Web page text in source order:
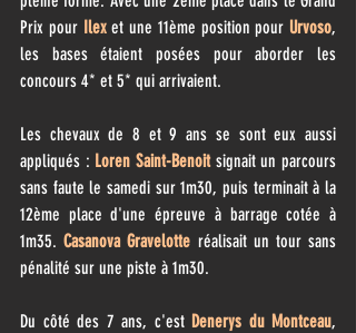
Prix pour Ilex et une 11ème position pour Urvoso,
les bases étaient posées pour aborder les
concours 4* et 5* qui arrivaient.
Les chevaux de 8 et 9 ans se sont eux aussi
appliqués : Loren Saint-Benoit signait un parcours
sans faute le samedi sur 1m30, puis terminait à la
12ème place d'une épreuve à barrage cotée à
1m35. Casanova Gravelotte réalisait un tour sans
pénalité sur une piste à 1m30.
Du côté des 7 ans, c'est Denerys du Montceau